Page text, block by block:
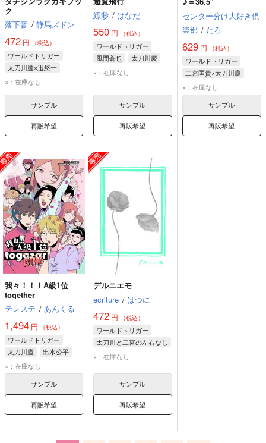
ク
落下音 / 静馬ズドン
472 円 （税込）
ワールドトリガー
太刀川慶×迅悠一
太刀川慶
×：在庫なし
サンプル
再販希望
縹渺 / はなだ
550 円 （税込）
ワールドトリガー
風間蒼也
太刀川慶
×：在庫なし
サンプル
再販希望
センター分け大好き倶
楽部 / たろ
629円 （税込）
ワールドトリガー
二宮匡貴×太刀川慶
二宮匡貴
×：在庫なし
サンプル
再販希望
我々！！！A級1位
together
テレステ / あんくる
1,494 円 （税込）
ワールドトリガー
太刀川慶
出水公平
唯我尊
×：在庫なし
サンプル
再販希望
デルニエモ
ecriture / はつに
472 円 （税込）
ワールドトリガー
太刀川と二宮の左右なし
太刀川慶
×：在庫なし
サンプル
再販希望